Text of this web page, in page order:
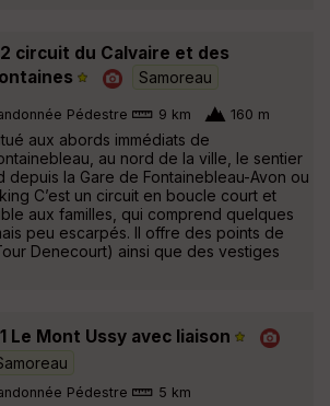
circuit du Calvaire et des
Samoreau
Pédestre 9 km 160 m
aux abords immédiats de
au nord de la ville, le sentier
depuis la Gare de Fontainebleau-Avon ou
C’est un circuit en boucle court et
aux familles, qui comprend quelques
peu escarpés. Il offre des points de
Denecourt) ainsi que des vestiges
Le Mont Ussy avec liaison
Pédestre 5 km